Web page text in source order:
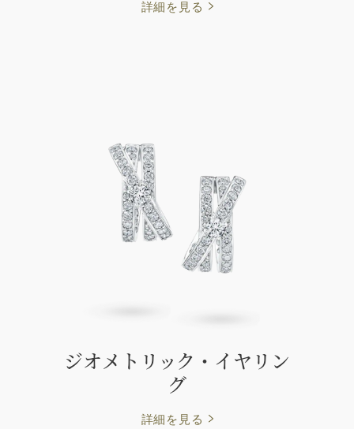
詳細を見る
ジオメトリック・イヤリン
グ
詳細を見る